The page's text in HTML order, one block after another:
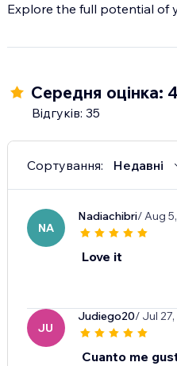
Explore the full potential of
Середня оцінка:
Відгуків: 35
Сортування: Недавні
NA
Nadiachibri/ Aug
Love it
JU
Judiego20/ Jul
Cuanto me